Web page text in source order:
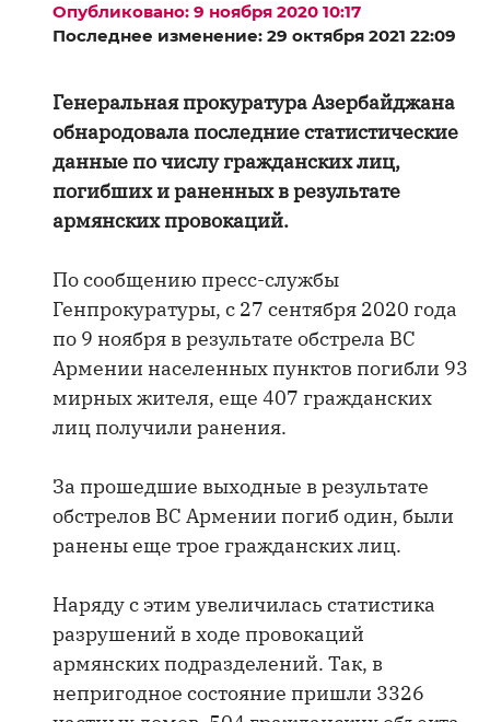
Опубликовано: 9 ноября 2020 10:17
Последнее изменение: 29 октября 2021 22:09
Генеральная прокуратура Азербайджана
обнародовала последние статистические
данные по числу гражданских лиц,
погибших и раненных в результате
армянских провокаций.
По сообщению пресс-службы
Генпрокуратуры, с 27 сентября 2020 года
по 9 ноября в результате обстрела ВС
Армении населенных пунктов погибли 93
мирных жителя, еще 407 гражданских
лиц получили ранения.
За прошедшие выходные в результате
обстрелов ВС Армении погиб один, были
ранены еще трое гражданских лиц.
Наряду с этим увеличилась статистика
разрушений в ходе провокаций
армянских подразделений. Так, в
непригодное состояние пришли 3326